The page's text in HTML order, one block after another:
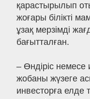
қарастырылып
жоғары білікті
ұзақ мерзімді
бағытталған.
– Өндіріс
жобаны жүзеге
инвесторға елде